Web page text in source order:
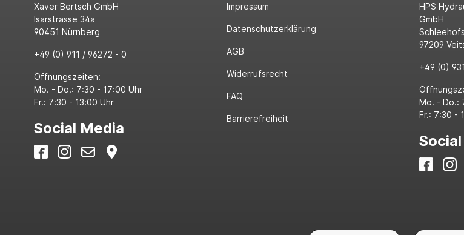
Xaver Bertsch GmbH
Isarstrasse 34a
90451 Nürnberg
+49 (0) 911 / 96272 - 0
Öffnungszeiten:
Mo. - Do.: 7:30 - 17:00 Uhr
Fr.: 7:30 - 13:00 Uhr
Social Media
Impressum
Datenschutzerklärung
AGB
Widerrufsrecht
FAQ
Barrierefreiheit
HPS
GmbH
97209
+49 (0)
Mo. - Do.:
Fr.: 7:30 -